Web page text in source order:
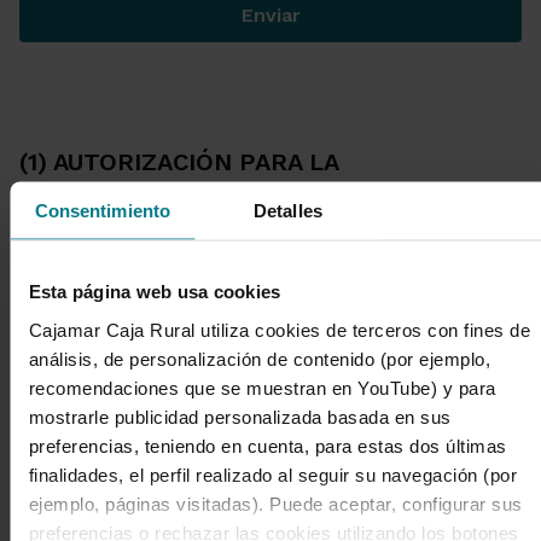
Consentimiento Detalles
Esta página web usa cookies
Cajamar Caja Rural utiliza cookies de terceros con fines de
análisis, de personalización de contenido (por ejemplo,
recomendaciones que se muestran en YouTube) y para
mostrarle publicidad personalizada basada en sus
preferencias, teniendo en cuenta, para estas dos últimas
finalidades, el perfil realizado al seguir su navegación (por
ejemplo, páginas visitadas). Puede aceptar, configurar sus
preferencias o rechazar las cookies utilizando los botones
Enviar
(1) AUTORIZACIÓN PARA LA
COMUNICACIÓN DE DATOS A TERCEROS
COLABORADORES
Responsable de origen:Cajamar Caja Rural
En el marco de nuestra colaboración para ofrecerle
soluciones integrales de eficiencia energética, le
informamos de que Cajamar Caja Rural mantiene un
acuerdo con Vivendio para facilitarle el acceso a
servicios complementarios.
Por ello, solicitamos su consentimiento expreso para
comunicar sus datos de contacto y de proyecto a: